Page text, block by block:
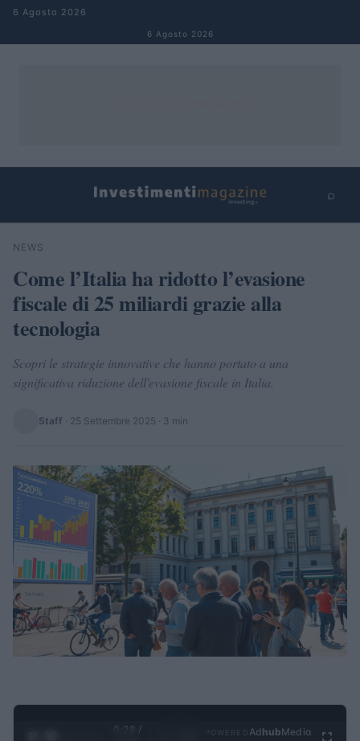
Salta al contenuto
6 Agosto 2026
6 Agosto 2026
⌕
Cerca
NEWS
Come l’Italia ha ridotto l’evasione
fiscale di 25 miliardi grazie alla
tecnologia
Scopri le strategie innovative che hanno portato a una
significativa riduzione dell'evasione fiscale in Italia.
Staff · 25 Settembre 2025 · 3 min
0:29 /
Ad hubMedia